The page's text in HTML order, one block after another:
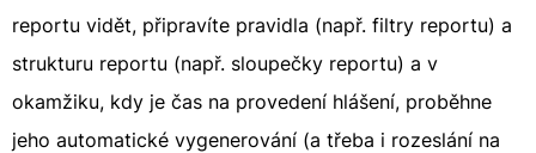
reportu vidět, připravíte pravidla (např. filtry reportu) a
strukturu reportu (např. sloupečky reportu) a v
okamžiku, kdy je čas na provedení hlášení, proběhne
jeho automatické vygenerování (a třeba i rozeslání na